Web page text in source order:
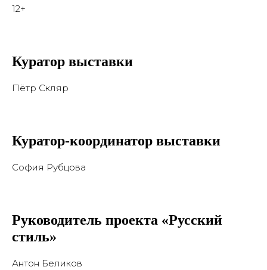
12+
Куратор выставки
Пётр Скляр
Куратор-координатор выставки
София Рубцова
Руководитель проекта «Русский
стиль»
Антон Беликов